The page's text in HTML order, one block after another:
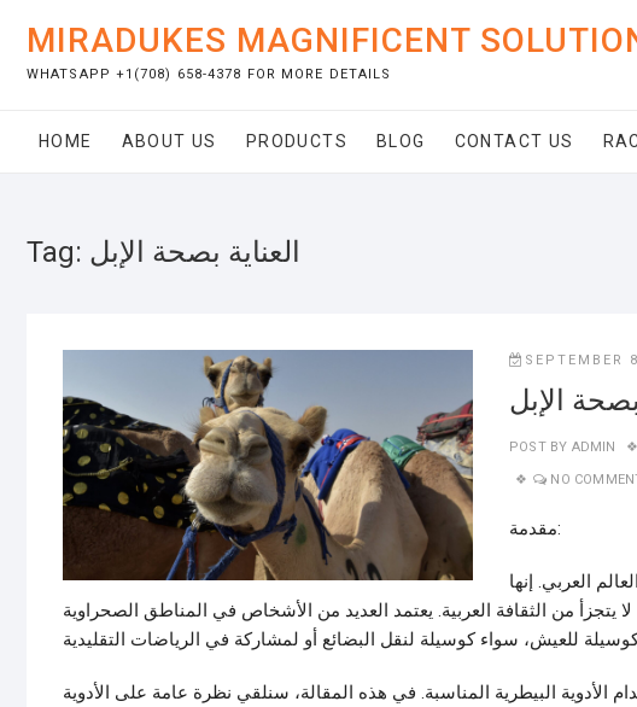
content
MIRADUKES MAGNIFICENT
WHATSAPP +1(708) 658-4378 FOR MORE DETAILS
HOME ABOUT US PRODUCTS BLOG CONTACT US
Tag: العناية بصحة الإبل
SEPTEMBER
بصحة الإبل
POST BY ADMIN
NO
مقدمة:
العربي. إنها
من الثقافة العربية. يعتمد العديد من الأشخاص في المناطق الصحراوية
البيطرية المناسبة. في هذه المقالة، سنلقي نظرة عامة على الأدوية